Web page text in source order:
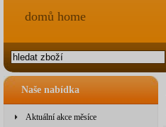
Naše nabídka
Aktuální akce měsíce
domů home